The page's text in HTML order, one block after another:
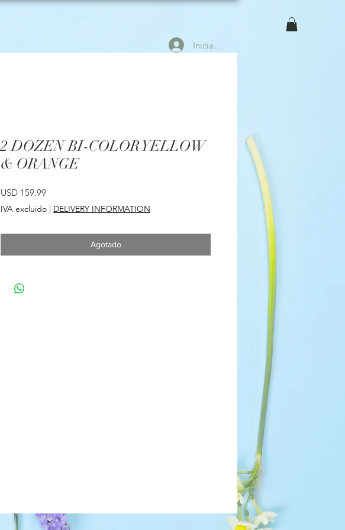
Iniciar sesión
2 DOZEN BI-COLOR YELLOW
& ORANGE
USD 159.99Precio
IVA excluido | DELIVERY INFORMATION
Agotado